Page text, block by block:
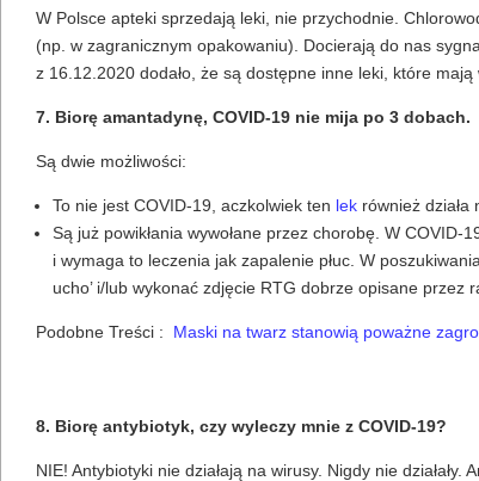
W Polsce apteki sprzedają leki, nie przychodnie.
(np. w zagranicznym opakowaniu). Docierają do nas
z 16.12.2020 dodało, że są dostępne inne leki, które
7. Biorę amantadynę, COVID-19 nie mija po 3 dobach.
Są dwie możliwości:
To nie jest COVID-19, aczkolwiek ten lek również
Są już powikłania wywołane przez chorobę. W
i wymaga to leczenia jak zapalenie płuc. W
ucho’ i/lub wykonać zdjęcie RTG dobrze opisane przez
Podobne Treści : Maski na twarz stanowią poważne
8. Biorę antybiotyk, czy wyleczy mnie z COVID-19?
NIE! Antybiotyki nie działają na wirusy. Nigdy nie